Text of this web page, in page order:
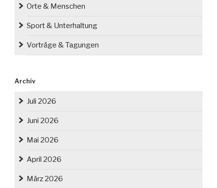
Orte & Menschen
Sport & Unterhaltung
Vorträge & Tagungen
Archiv
Juli 2026
Juni 2026
Mai 2026
April 2026
März 2026